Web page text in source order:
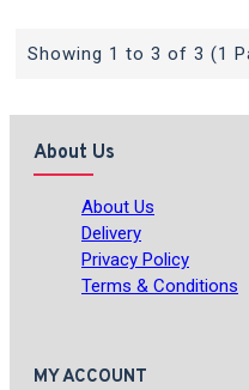
Showing 1 to 3 of 3 (1
About Us
About Us
Delivery
Privacy Policy
Terms & Conditions
MY ACCOUNT